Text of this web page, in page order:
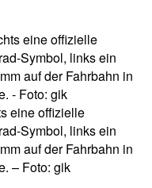
eine offizielle
Symbol, links ein
auf der Fahrbahn in
– Foto: gik